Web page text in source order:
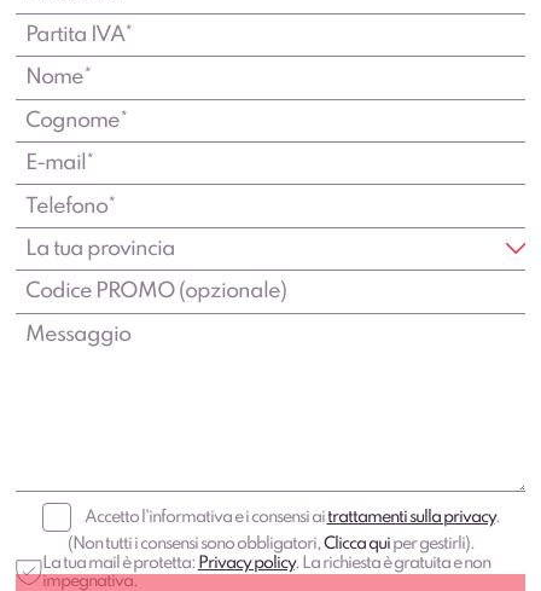
Accetto l'informativa e i consensi aitrattamenti sulla privacy.
(Non tutti i consensi sono obbligatori,Clicca quiper gestirli).
La tua mail è protetta: Privacy policy. La richiesta è gratuita e non
impegnativa.